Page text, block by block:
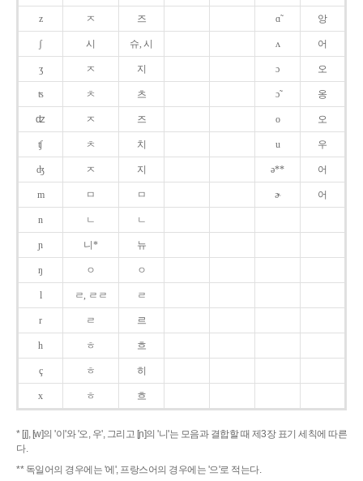
z ㅈ 즈 ɑ̃ 앙
ʃ 시 슈, 시 ʌ 어
ʒ ㅈ 지 ɔ 오
ʦ ㅊ 츠 ɔ̃ 옹
ʣ ㅈ 즈 o 오
ʧ ㅊ 치 u 우
ʤ ㅈ 지 ə** 어
m ㅁ ㅁ ɚ 어
n ㄴ ㄴ
ɲ 니* 뉴
ŋ ㅇ ㅇ
l ㄹ, ㄹㄹ ㄹ
r ㄹ 르
h ㅎ 흐
ç ㅎ 히
x ㅎ 흐
* [j], [w]의 '이'와 '오, 우', 그리고 [ɲ]의 '니'는 모음과 결합할 때 제3장 표기 세칙에 따른
다.
** 독일어의 경우에는 '에', 프랑스어의 경우에는 '으'로 적는다.